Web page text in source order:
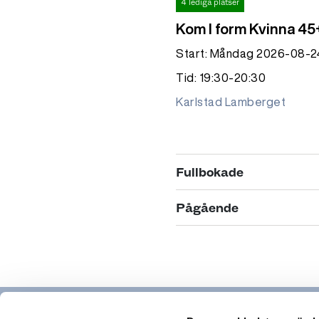
4 lediga platser
Kom I form Kvinna
Start: Måndag 2026-08-
Tid: 19:30-20:30
Karlstad Lamberget
Fullbokade
Small group
Pågående
Start: Måndag 2026-04-